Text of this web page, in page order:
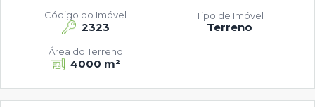
2323
Código do Imóvel
Terreno
Tipo de Imóvel
4000 m²
Área do Terreno